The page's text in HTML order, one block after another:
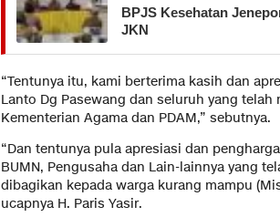
BPJS Kesehatan
JKN
“Tentunya itu, kami berterima kasih dan
Lanto Dg Pasewang dan seluruh yang
Kementerian Agama dan PDAM,” sebutnya.
“Dan tentunya pula apresiasi dan
BUMN, Pengusaha dan Lain-lainnya yang
dibagikan kepada warga kurang mampu
ucapnya H. Paris Yasir.